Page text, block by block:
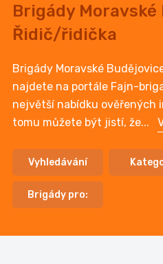
Brigády Moravské
Řidič/řidička
Brigády Moravské
najdete na portále Fajn-
největší nabídku ověřených
tomu můžete být jistí, že...
Vyhledávání
Brigády pro: